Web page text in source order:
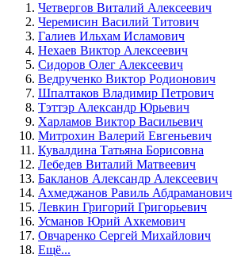
Четвергов Виталий Алексеевич
Черемисин Василий Титович
Галиев Ильхам Исламович
Нехаев Виктор Алексеевич
Сидоров Олег Алексеевич
Ведрученко Виктор Родионович
Шпалтаков Владимир Петрович
Тэттэр Александр Юрьевич
Харламов Виктор Васильевич
Митрохин Валерий Евгеньевич
Кувалдина Татьяна Борисовна
Лебедев Виталий Матвеевич
Бакланов Александр Алексеевич
Ахмеджанов Равиль Абдраманович
Левкин Григорий Григорьевич
Усманов Юрий Ахкемович
Овчаренко Сергей Михайлович
Ещё...